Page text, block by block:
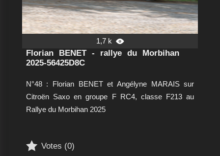
1,7 k 
Florian BENET - rallye du Morbihan
2025-56425D8C
N°48 : Florian BENET et Angélyne MARAIS sur
Citroën Saxo en groupe F RC4, classe F213 au
Rallye du Morbihan 2025
 Votes (0)